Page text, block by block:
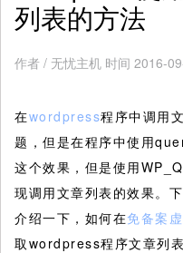
列表的方法
作者 / 无忧主机 时间 2016-
在wordpress程序中调用
题，但是在程序中使用
这个效果，但是使用
现调用文章列表的效果。
介绍一下，如何在免备案
取wordpress程序文章列表